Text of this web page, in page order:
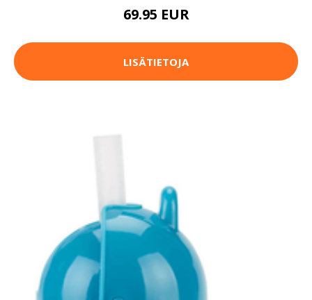
69.95 EUR
LISÄTIETOJA